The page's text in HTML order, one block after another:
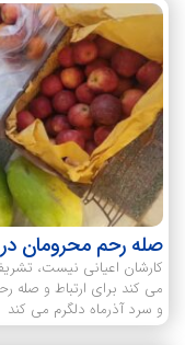
صله رحم محرومان
کارشان اعیانی نیست،
می کند برای ارتباط و صله
و سرد آذرماه دلگرم می کند